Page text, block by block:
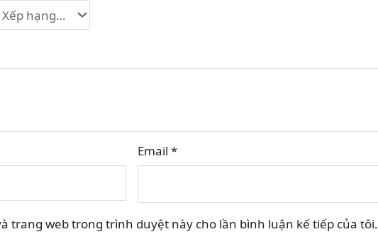
Email *
trang web trong trình duyệt này cho lần bình luận kế tiếp của tôi.